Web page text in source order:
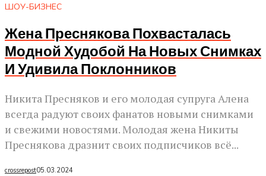
ШОУ-БИЗНЕС
Жена Преснякова Похвасталась
Модной Худобой На Новых Снимках
И Удивила Поклонников
Никита Пресняков и его молодая супруга Алена
всегда радуют своих фанатов новыми снимками
и свежими новостями. Молодая жена Никиты
Преснякова дразнит своих подписчиков всё...
crossrepost05.03.2024